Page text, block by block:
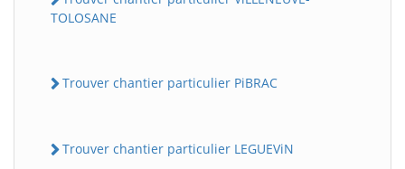
TOLOSANE
Trouver chantier particulier PiBRAC
Trouver chantier particulier LEGUEViN